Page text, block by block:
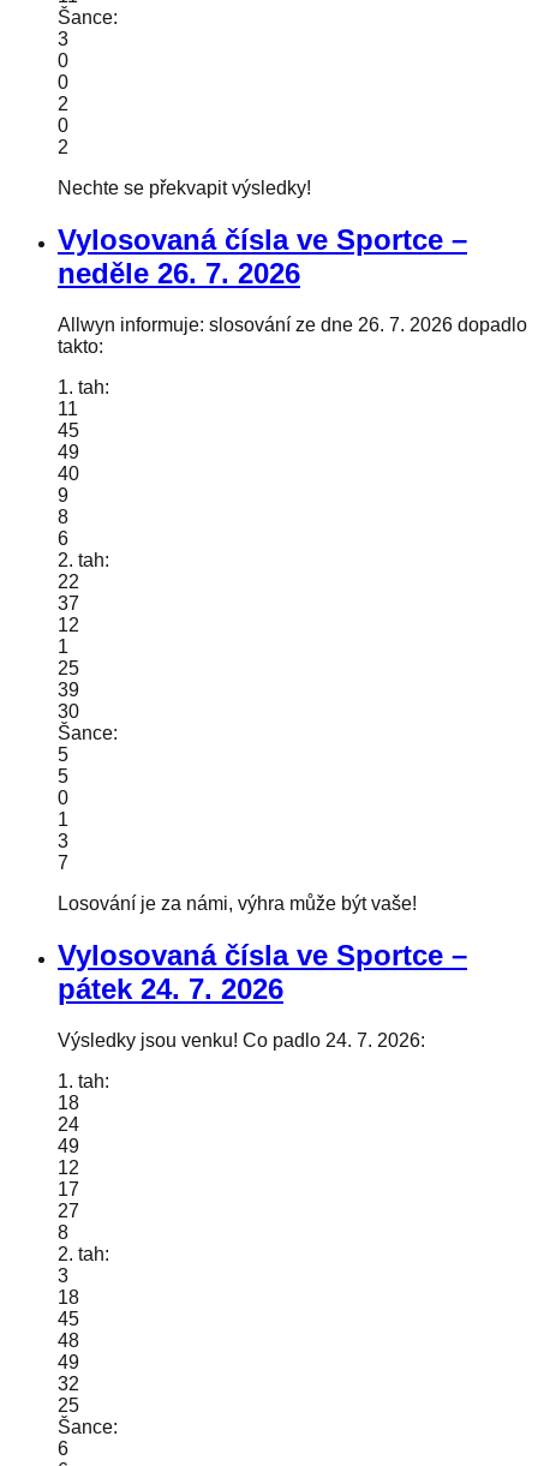
Šance:
3
0
0
2
0
2
Nechte se překvapit výsledky!
Vylosovaná čísla ve Sportce –
neděle 26. 7. 2026
Allwyn informuje: slosování ze dne 26. 7. 2026 dopadlo
takto:
1. tah:
11
45
49
40
9
8
6
2. tah:
22
37
12
1
25
39
30
Šance:
5
5
0
1
3
7
Losování je za námi, výhra může být vaše!
Vylosovaná čísla ve Sportce –
pátek 24. 7. 2026
Výsledky jsou venku! Co padlo 24. 7. 2026:
1. tah:
18
24
49
12
17
27
8
2. tah:
3
18
45
48
49
32
25
Šance:
6